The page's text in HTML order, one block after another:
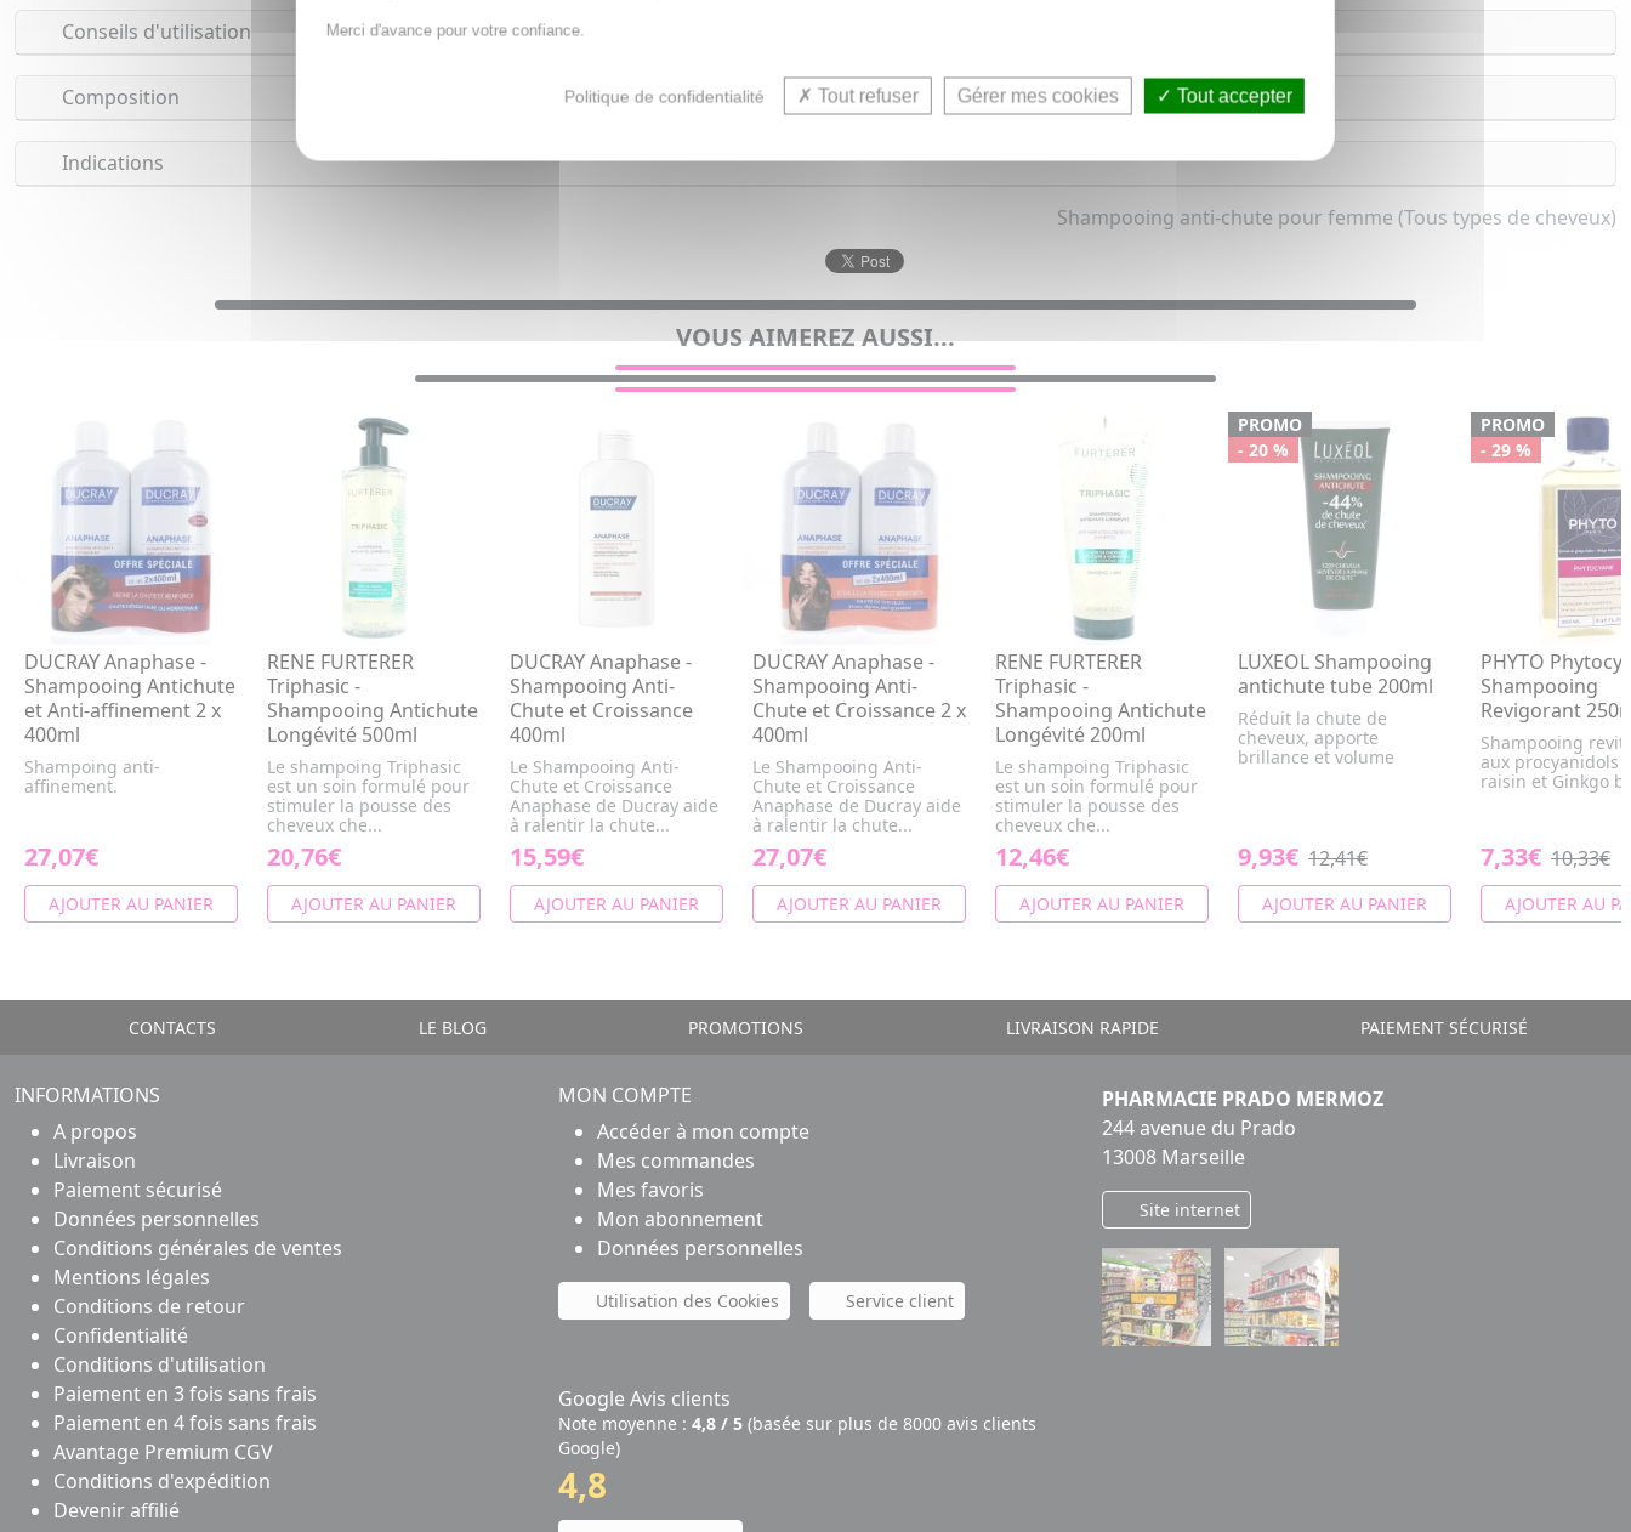
Conseils d'utilisation
Composition
Indications
Shampooing anti-chute pour femme (Tous types de cheveux)
VOUS AIMEREZ AUSSI...
DUCRAY Anaphase -
Shampooing Antichute
et Anti-affinement 2 x
400ml
Shampoing anti-
affinement.
27,07€
AJOUTER AU PANIER
RENE FURTERER
Triphasic -
Shampooing Antichute
Longévité 500ml
Le shampoing Triphasic
est un soin formulé pour
stimuler la pousse des
cheveux che...
20,76€
AJOUTER AU PANIER
DUCRAY Anaphase -
Shampooing Anti-
Chute et Croissance
400ml
Le Shampooing Anti-
Chute et Croissance
Anaphase de Ducray aide
à ralentir la chute...
15,59€
AJOUTER AU PANIER
DUCRAY Anaphase -
Shampooing Anti-
Chute et Croissance 2 x
400ml
Le Shampooing Anti-
Chute et Croissance
Anaphase de Ducray aide
à ralentir la chute...
27,07€
AJOUTER AU PANIER
RENE FURTERER
Triphasic -
Shampooing Antichute
Longévité 200ml
Le shampoing Triphasic
est un soin formulé pour
stimuler la pousse des
cheveux che...
12,46€
AJOUTER AU PANIER
PROMO
- 20 %
LUXEOL Shampooing
antichute tube 200ml
Réduit la chute de
cheveux, apporte
brillance et volume
9,93€ 12,41€
AJOUTER AU PANIER
PROMO
- 29 %
PHYTO
Shampooing
Revigorant
Shampooing
aux procyanidols
raisin et Ginkgo
7,33€ 10,33€
AJOUTER AU
CONTACTS LE BLOG PROMOTIONS LIVRAISON RAPIDE PAIEMENT SÉCURISÉ
INFORMATIONS
A propos
Livraison
Paiement sécurisé
Données personnelles
Conditions générales de ventes
Mentions légales
Conditions de retour
Confidentialité
Conditions d'utilisation
Paiement en 3 fois sans frais
Paiement en 4 fois sans frais
Avantage Premium CGV
Conditions d'expédition
Devenir affilié
MON COMPTE
Accéder à mon compte
Mes commandes
Mes favoris
Mon abonnement
Données personnelles
Utilisation des Cookies Service client
Google Avis clients
Note moyenne : 4,8 / 5 (basée sur plus de 8000 avis clients
Google)
4,8
PHARMACIE PRADO MERMOZ
244 avenue du Prado
13008 Marseille
Site internet
Merci d'avance pour votre confiance.
Politique de confidentialité Tout refuser Gérer mes cookies Tout accepter